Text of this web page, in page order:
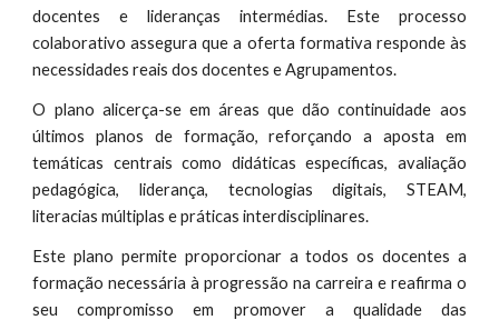
docentes e lideranças intermédias. Este processo
colaborativo assegura que a oferta formativa responde às
necessidades reais dos docentes e Agrupamentos.
O plano alicerça-se em áreas que dão continuidade aos
últimos planos de formação, reforçando a aposta em
temáticas centrais como didáticas específicas, avaliação
pedagógica, liderança, tecnologias digitais, STEAM,
literacias múltiplas e práticas interdisciplinares.
Este plano permite proporcionar a todos os docentes a
formação necessária à progressão na carreira e reafirma o
seu compromisso em promover a qualidade das